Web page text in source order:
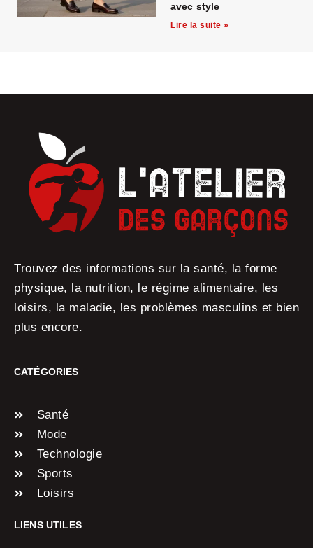
avec style
Lire la suite »
Trouvez des informations sur la santé, la forme
physique, la nutrition, le régime alimentaire, les
loisirs, la maladie, les problèmes masculins et bien
plus encore.
CATÉGORIES
Santé
Mode
Technologie
Sports
Loisirs
LIENS UTILES